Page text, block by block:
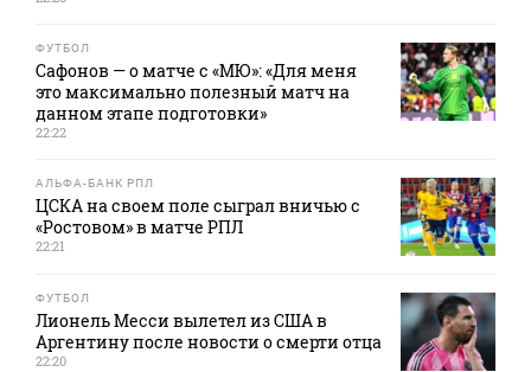
ФУТБОЛ
Сафонов — о матче с «МЮ»: «Для меня
это максимально полезный матч на
данном этапе подготовки»
22:22
АЛЬФА-БАНК РПЛ
ЦСКА на своем поле сыграл вничью с
«Ростовом» в матче РПЛ
22:21
ФУТБОЛ
Лионель Месси вылетел из США в
Аргентину после новости о смерти отца
22:20